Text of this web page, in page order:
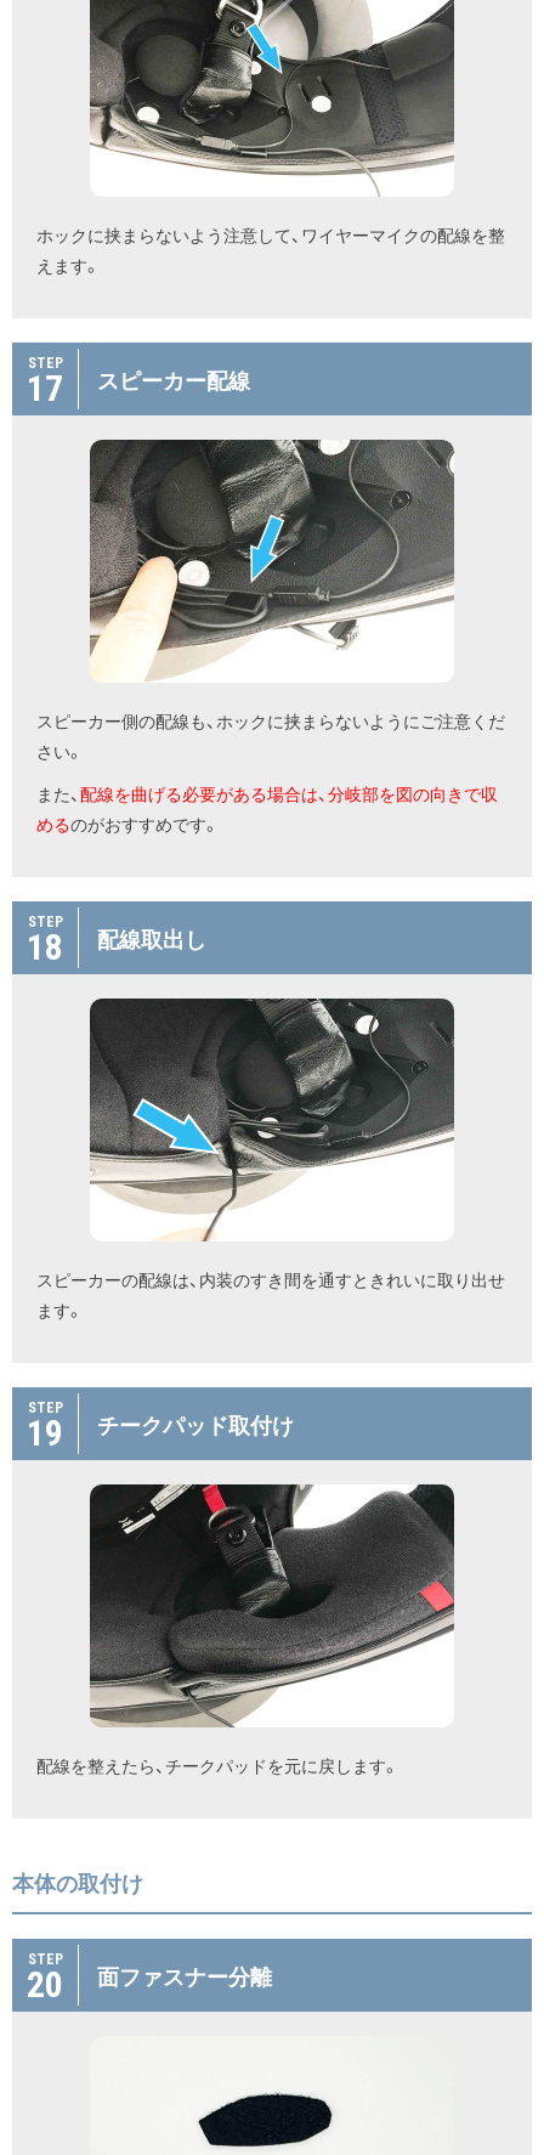
ホックに挟まらないよう注意して、ワイヤーマイクの配線を整
えます。
STEP
17 スピーカー配線
スピーカー側の配線も、ホックに挟まらないようにご注意くだ
さい。
また、 配線を曲げる必要がある場合は、分岐部を図の向きで収
めるのがおすすめです。
STEP
18 配線取出し
スピーカーの配線は、内装のすき間を通すときれいに取り出せ
ます。
STEP
19 チークパッド取付け
配線を整えたら、チークパッドを元に戻します。
本体の取付け
STEP
20 面ファスナー分離